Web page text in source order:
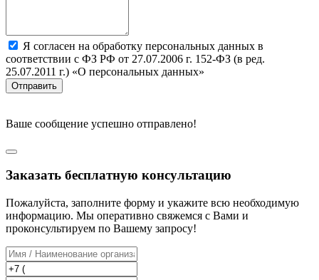
Я согласен на обработку персональных данных в
соответствии с ФЗ РФ от 27.07.2006 г. 152-ФЗ (в ред.
25.07.2011 г.) «О персональных данных»
Отправить
Ваше сообщение успешно отправлено!
Заказать бесплатную консультацию
Пожалуйста, заполните форму и укажите всю необходимую
информацию. Мы оперативно свяжемся с Вами и
проконсультируем по Вашему запросу!